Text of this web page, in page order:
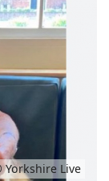
Yorkshire Live